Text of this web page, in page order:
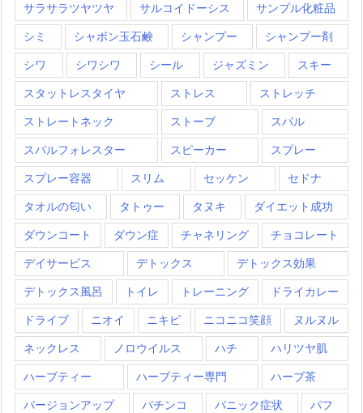
サラサラツヤツヤ サルコイドーシス サンプル化粧品
シミ シャボン玉石鹸 シャンプー シャンプー剤
シワ シワシワ シール ジャズミン スキー
スタットレスタイヤ ストレス ストレッチ
ストレートネック ストーブ スバル
スバルフォレスター スピーカー スプレー
スプレー容器 スリム セッケン セドナ
タオルの匂い タトゥー タヌキ ダイエット成功
ダウンコート ダウン症 チャネリング チョコレート
デイサービス デトックス デトックス効果
デトックス風呂 トイレ トレーニング ドライカレー
ドライブ ニオイ ニキビ ニコニコ笑顔 ヌルヌル
ネックレス ノロウイルス ハチ ハリツヤ肌
ハーブティー ハーブティー専門 ハーブ茶
バージョンアップ パチンコ パニック症状 パフ